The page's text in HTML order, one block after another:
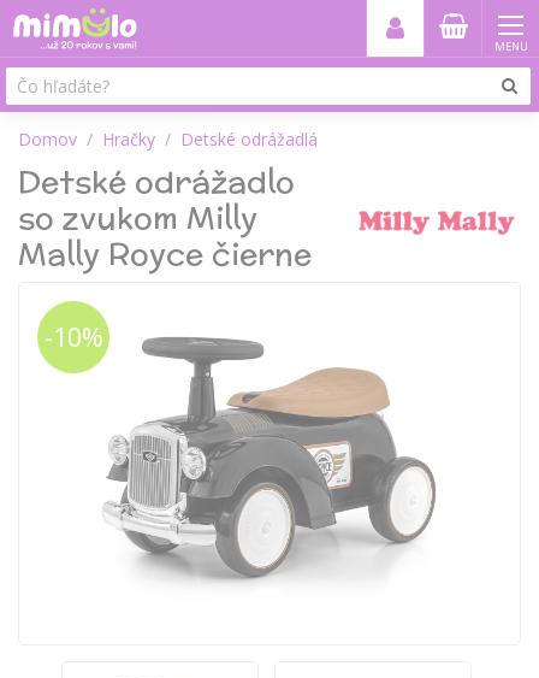
MENU
Domov Hračky Detské odrážadlá
Detské odrážadlo
so zvukom Milly
Mally Royce čierne
-10%